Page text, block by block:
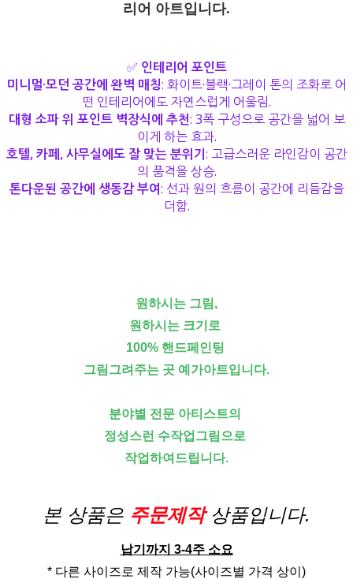
리어 아트입니다.
✅ 인테리어 포인트
미니멀·모던 공간에 완벽 매칭: 화이트·블랙·그레이 톤의 조화로 어
떤 인테리어에도 자연스럽게 어울림.
대형 소파 위 포인트 벽장식에 추천: 3폭 구성으로 공간을 넓어 보
이게 하는 효과.
호텔, 카페, 사무실에도 잘 맞는 분위기: 고급스러운 라인감이 공간
의 품격을 상승.
톤다운된 공간에 생동감 부여: 선과 원의 흐름이 공간에 리듬감을
더함.
원하시는 그림,
원하시는 크기로
100% 핸드페인팅
그림그려주는 곳 예가아트입니다.
분야별 전문 아티스트의
정성스런 수작업그림으로
작업하여드립니다.
본 상품은 주문제작 상품입니다.
납기까지 3-4주 소요
* 다른 사이즈로 제작 가능(사이즈별 가격 상이)